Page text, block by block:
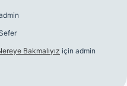
Sefer
Bakmalıyız için admin